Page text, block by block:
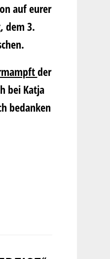
auf eurer
dem 3.
der
beiKatja
bedanken